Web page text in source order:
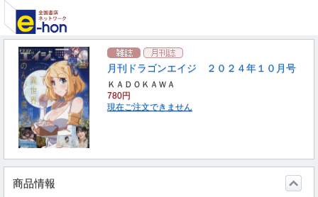
月刊ドラゴンエイジ ２０２４年１０月号
ＫＡＤＯＫＡＷＡ
780円
現在ご注文できません
商品情報